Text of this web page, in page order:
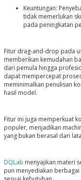
Keuntungan:
tidak memerlukan
pada peningkatan
Fitur drag-and-drop pada
memberikan kemudahan
dari pemula hingga
dapat mempercepat
meminimalkan penulisan
hasil model.
Fitur ini juga memperkuat
populer, menjadikan
yang bukan berasal dari
DQLab menyajikan materi
pun menyediakan